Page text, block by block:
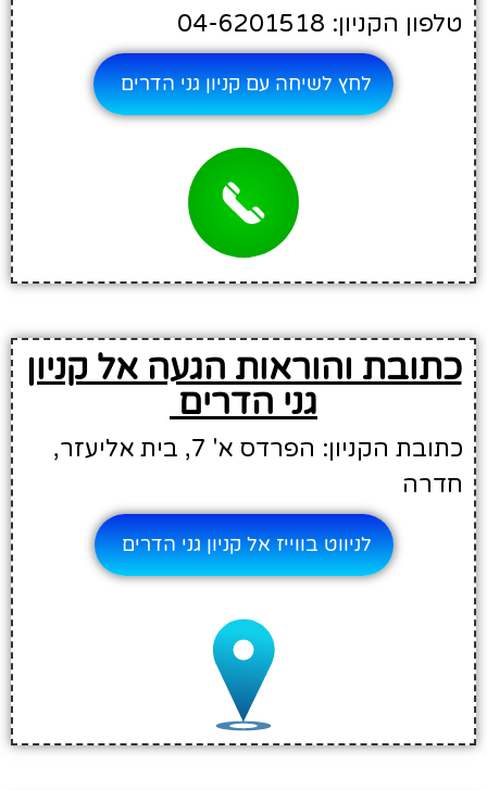
טלפון הקניון: 04-6201518
לחץ לשיחה עם קניון גני הדרים
כתובת והוראות הגעה אל קניון
גני הדרים
כתובת הקניון: הפרדס א' 7, בית אליעזר,
חדרה
לניווט בווייז אל קניון גני הדרים